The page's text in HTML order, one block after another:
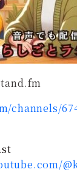
channels/